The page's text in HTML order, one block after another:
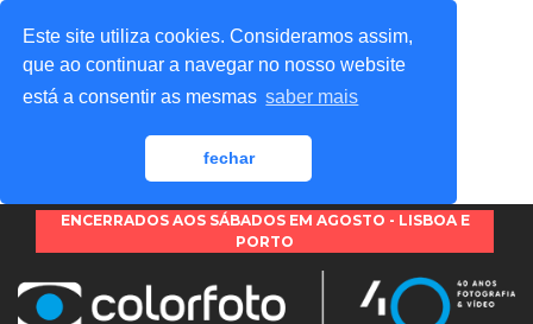
Este site utiliza cookies. Consideramos assim,
que ao continuar a navegar no nosso website
está a consentir as mesmas saber mais
fechar
ENCERRADOS AOS SÁBADOS EM AGOSTO - LISBOA E
PORTO